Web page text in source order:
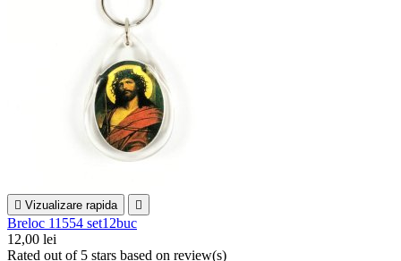
 Vizualizare rapida 
Breloc 11554 set12buc
12,00 lei
Rated out of 5 stars based on review(s)